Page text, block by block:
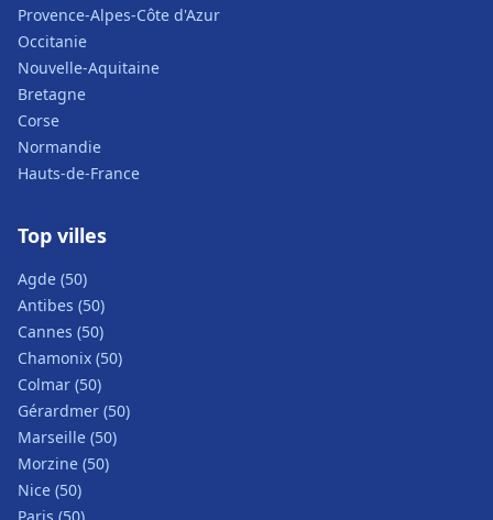
Provence-Alpes-Côte d'Azur
Occitanie
Nouvelle-Aquitaine
Bretagne
Corse
Normandie
Hauts-de-France
Top villes
Agde (50)
Antibes (50)
Cannes (50)
Chamonix (50)
Colmar (50)
Gérardmer (50)
Marseille (50)
Morzine (50)
Nice (50)